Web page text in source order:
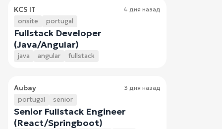
KCS IT 4 дня назад
onsite portugal
Fullstack Developer
(Java/Angular)
java angular fullstack
Aubay 3 дня назад
portugal senior
Senior Fullstack Engineer
(React/Springboot)